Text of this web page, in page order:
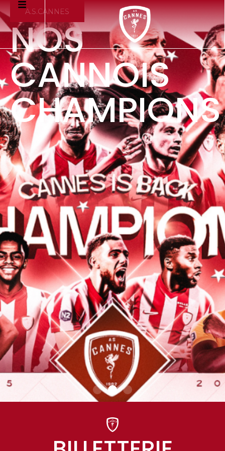
A.S.CANNES
NOS
CANNOIS
CHAMPIONS